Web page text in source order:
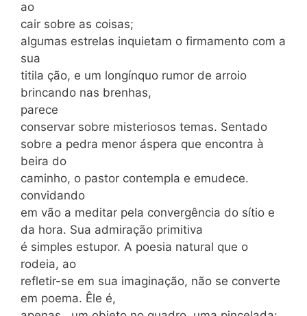
ao
cair sobre as coisas;
algumas estrelas inquietam o firmamento com a
sua
titila ção, e um longínquo rumor de arroio
brincando nas brenhas,
parece
conservar sobre misteriosos temas. Sentado
sobre a pedra menor áspera que encontra à
beira do
caminho, o pastor contempla e emudece.
convidando
em vão a meditar pela convergência do sítio e
da hora. Sua admiração primitiva
é simples estupor. A poesia natural que o
rodeia, ao
refletir-se em sua imaginação, não se converte
em poema. Êle é,